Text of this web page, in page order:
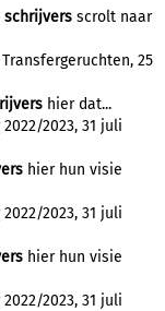
schrijvers scrolt naar
25
hier dat...
2023, 31 juli
hier hun visie
2023, 31 juli
hier hun visie
2023, 31 juli